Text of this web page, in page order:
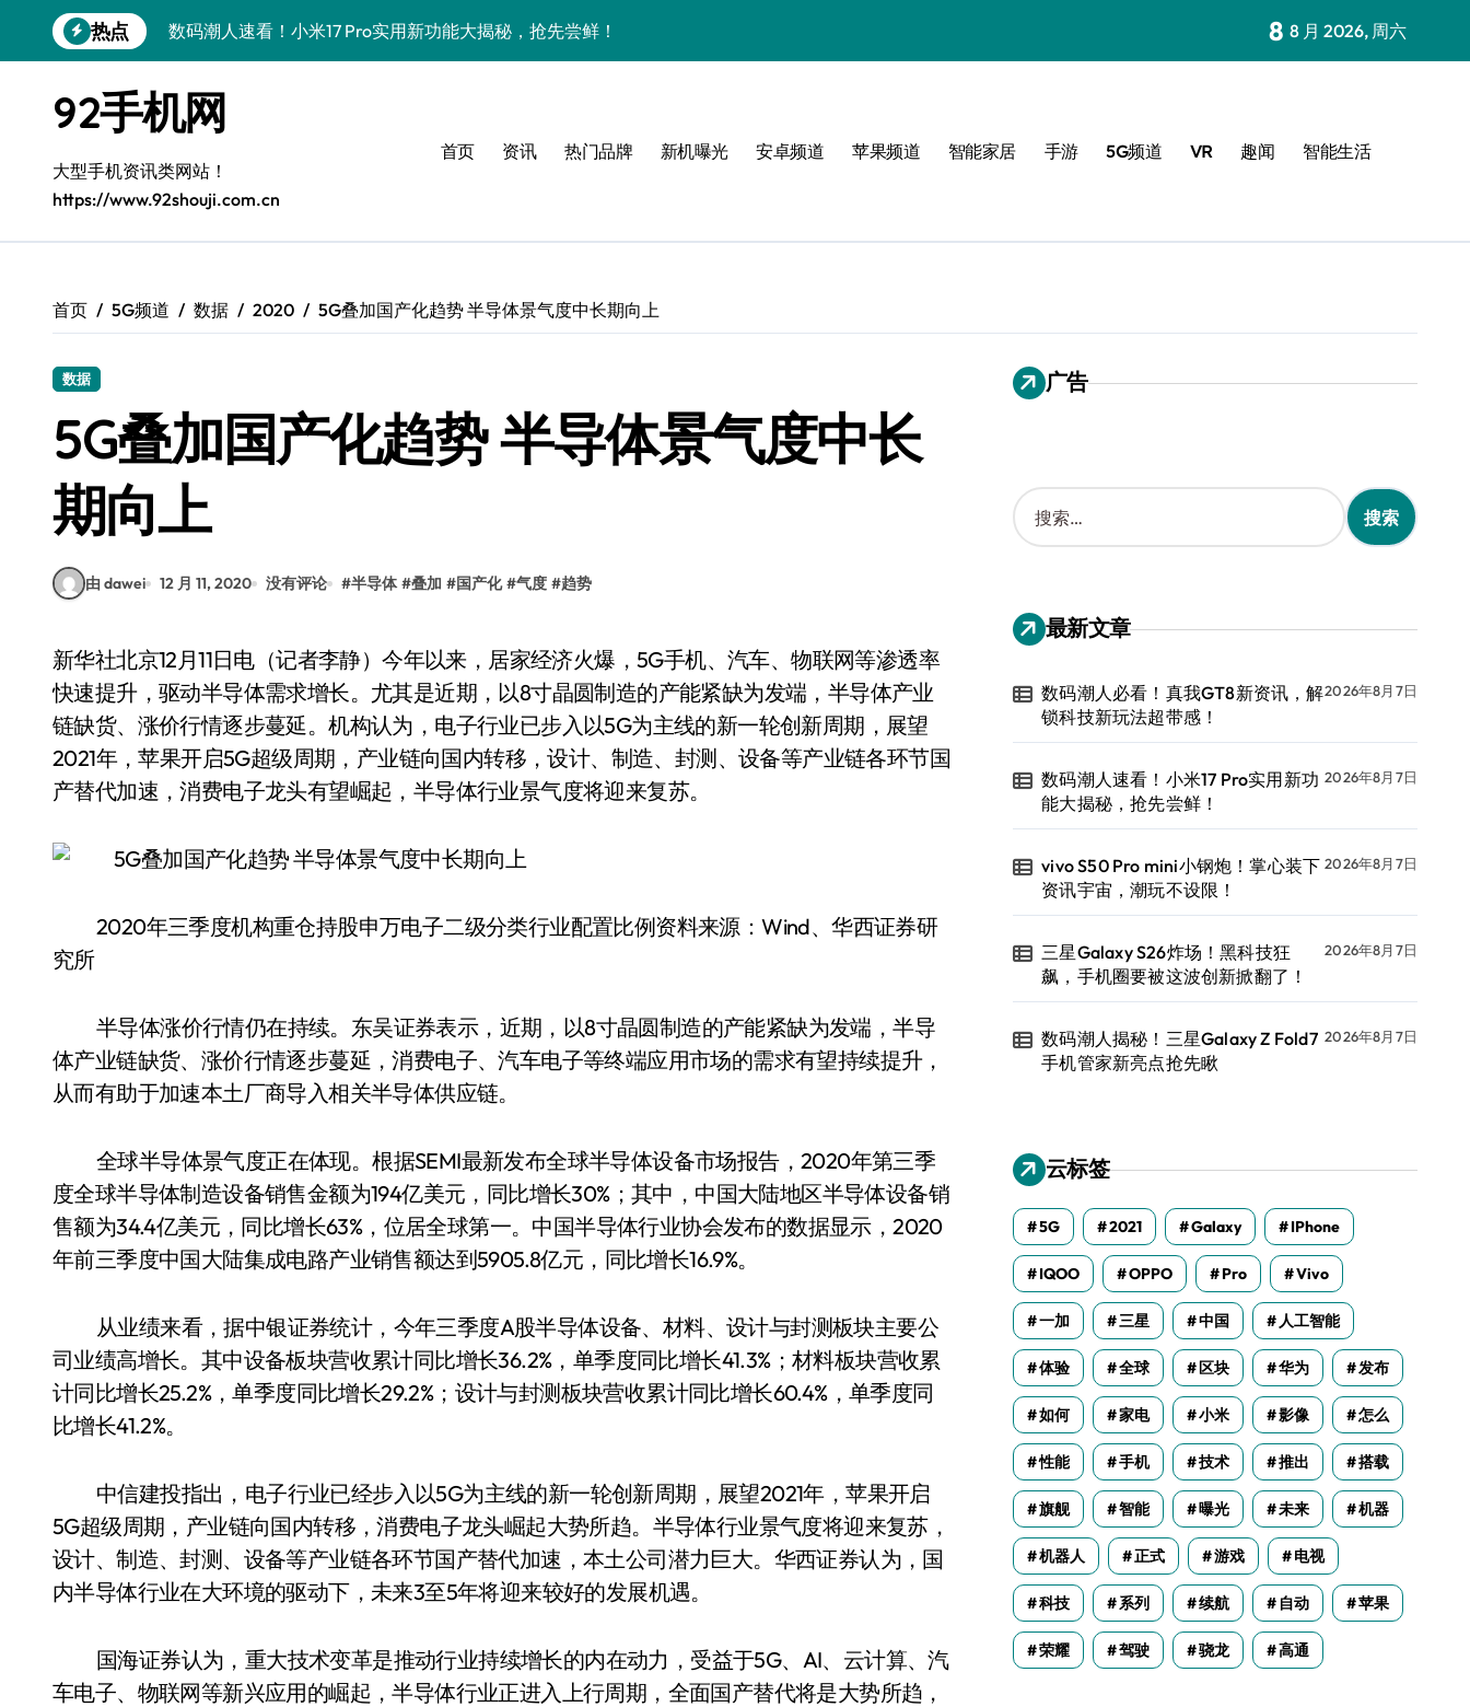
到
热点
数码潮人速看！小米17 Pro实用新功能大揭秘，抢先尝鲜！
三星Galaxy S26炸场！黑科技狂飙，手机圈要被这波创新掀翻了！
数码潮人揭秘！三星Galaxy Z Fold7手机管家新亮点抢先瞅
S25 Ultra颜值炸裂！定制主题潮翻天
S24+震撼登场，玩转手机美学新姿势！
A56 5G登场，潮玩新定义！
数码潮人必看！真我GT8新资讯，解锁科技新玩法超带感！
8 8 月 2026, 周六
92手机网
大型手机资讯类网站！
https://www.92shouji.com.cn
首页 资讯 热门品牌 新机曝光 安卓频道 苹果频道 智能家居 手游 5G频道 VR 趣闻 智能生活
首页 5G频道 数据 2020 5G叠加国产化趋势 半导体景气度中长期向上
数据
5G叠加国产化趋势 半导体景气度中长
期向上
由 dawei 12 月 11, 2020 没有评论 #半导体 #叠加 #国产化 #气度 #趋势
新华社北京12月11日电（记者李静）今年以来，居家经济火爆，5G手机、汽车、物联网等渗透率
快速提升，驱动半导体需求增长。尤其是近期，以8寸晶圆制造的产能紧缺为发端，半导体产业
链缺货、涨价行情逐步蔓延。机构认为，电子行业已步入以5G为主线的新一轮创新周期，展望
2021年，苹果开启5G超级周期，产业链向国内转移，设计、制造、封测、设备等产业链各环节国
产替代加速，消费电子龙头有望崛起，半导体行业景气度将迎来复苏。
2020年三季度机构重仓持股申万电子二级分类行业配置比例资料来源：Wind、华西证券研
究所
半导体涨价行情仍在持续。东吴证券表示，近期，以8寸晶圆制造的产能紧缺为发端，半导
体产业链缺货、涨价行情逐步蔓延，消费电子、汽车电子等终端应用市场的需求有望持续提升，
从而有助于加速本土厂商导入相关半导体供应链。
全球半导体景气度正在体现。根据SEMI最新发布全球半导体设备市场报告，2020年第三季
度全球半导体制造设备销售金额为194亿美元，同比增长30%；其中，中国大陆地区半导体设备销
售额为34.4亿美元，同比增长63%，位居全球第一。中国半导体行业协会发布的数据显示，2020
年前三季度中国大陆集成电路产业销售额达到5905.8亿元，同比增长16.9%。
从业绩来看，据中银证券统计，今年三季度A股半导体设备、材料、设计与封测板块主要公
司业绩高增长。其中设备板块营收累计同比增长36.2%，单季度同比增长41.3%；材料板块营收累
计同比增长25.2%，单季度同比增长29.2%；设计与封测板块营收累计同比增长60.4%，单季度同
比增长41.2%。
中信建投指出，电子行业已经步入以5G为主线的新一轮创新周期，展望2021年，苹果开启
5G超级周期，产业链向国内转移，消费电子龙头崛起大势所趋。半导体行业景气度将迎来复苏，
设计、制造、封测、设备等产业链各环节国产替代加速，本土公司潜力巨大。华西证券认为，国
内半导体行业在大环境的驱动下，未来3至5年将迎来较好的发展机遇。
国海证券认为，重大技术变革是推动行业持续增长的内在动力，受益于5G、AI、云计算、汽
车电子、物联网等新兴应用的崛起，半导体行业正进入上行周期，全面国产替代将是大势所趋，
广告
搜
索
：
最新文章
数码潮人必看！真我GT8新资讯，解
锁科技新玩法超带感！
2026年8月7日
数码潮人速看！小米17 Pro实用新功
能大揭秘，抢先尝鲜！
2026年8月7日
vivo S50 Pro mini小钢炮！掌心装下
资讯宇宙，潮玩不设限！
2026年8月7日
三星Galaxy S26炸场！黑科技狂
飙，手机圈要被这波创新掀翻了！
2026年8月7日
数码潮人揭秘！三星Galaxy Z Fold7
手机管家新亮点抢先瞅
2026年8月7日
云标签
5G 2021 Galaxy IPhone
IQOO OPPO Pro Vivo
一加 三星 中国 人工智能
体验 全球 区块 华为 发布
如何 家电 小米 影像 怎么
性能 手机 技术 推出 搭载
旗舰 智能 曝光 未来 机器
机器人 正式 游戏 电视
科技 系列 续航 自动 苹果
荣耀 驾驶 骁龙 高通